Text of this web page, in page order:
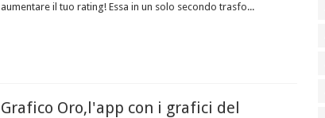
aumentare il tuo rating! Essa in un solo secondo trasfo...
Grafico Oro,l'app con i grafici del